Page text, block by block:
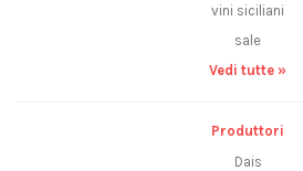
vini siciliani
sale
Vedi tutte »
Produttori
Dais